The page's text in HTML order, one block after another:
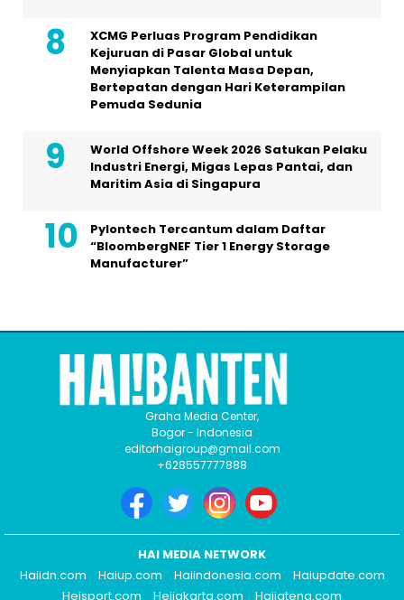
XCMG Perluas Program Pendidikan
Kejuruan di Pasar Global untuk
Menyiapkan Talenta Masa Depan,
Bertepatan dengan Hari Keterampilan
Pemuda Sedunia
World Offshore Week 2026 Satukan Pelaku
Industri Energi, Migas Lepas Pantai, dan
Maritim Asia di Singapura
Pylontech Tercantum dalam Daftar
“BloombergNEF Tier 1 Energy Storage
Manufacturer”
Graha Media Center,
Bogor - Indonesia
editorhaigroup@gmail.com
+628557777888
HAI MEDIA NETWORK
Haiidn.com
Haiup.com Haiindonesia.com
Haiupdate.com
Heisport.com
Heijakarta.com Haijateng.com